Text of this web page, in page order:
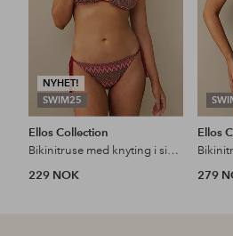
NYHET!
SWIM25
Ellos Collection
Bikinitruse med knyting i sidene
229 NOK
Ellos
279